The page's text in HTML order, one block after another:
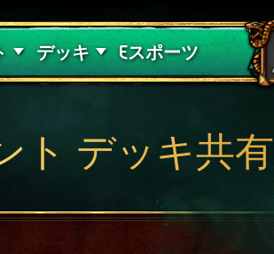
デッキ
デッキガイド
Eスポーツ
ト デッキ共有